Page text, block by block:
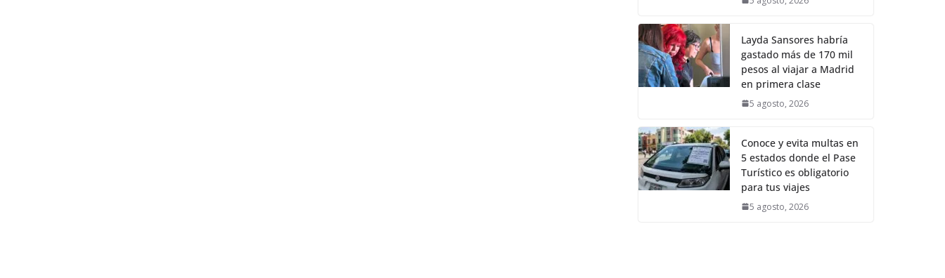
Layda Sansores habría
gastado más de 170 mil
pesos al viajar a Madrid
en primera clase
5 agosto, 2026
Conoce y evita multas en
5 estados donde el Pase
Turístico es obligatorio
para tus viajes
5 agosto, 2026